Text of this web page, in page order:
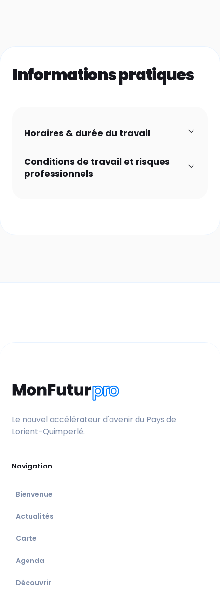
Informations pratiques
Horaires & durée du travail
Conditions de travail et risques
professionnels
Le nouvel accélérateur d'avenir du Pays de
Lorient-Quimperlé.
Navigation
Bienvenue
Actualités
Carte
Agenda
Découvrir